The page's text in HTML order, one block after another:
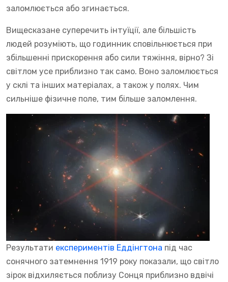
заломлюється або згинається.
Вищесказане суперечить інтуїції, але більшість
людей розуміють, що годинник сповільнюється при
збільшенні прискорення або сили тяжіння, вірно? Зі
світлом усе приблизно так само. Воно заломлюється
у склі та інших матеріалах, а також у полях. Чим
сильніше фізичне поле, тим більше заломлення.
Результати експериментів Еддінгтона під час
сонячного затемнення 1919 року показали, що світло
зірок відхиляється поблизу Сонця приблизно вдвічі